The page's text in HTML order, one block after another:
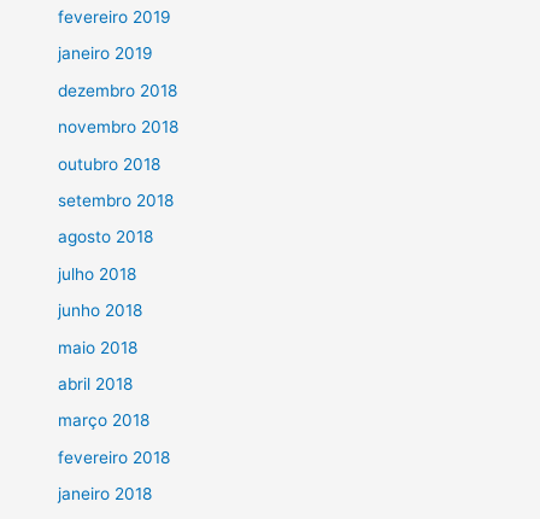
fevereiro 2019
janeiro 2019
dezembro 2018
novembro 2018
outubro 2018
setembro 2018
agosto 2018
julho 2018
junho 2018
maio 2018
abril 2018
março 2018
fevereiro 2018
janeiro 2018